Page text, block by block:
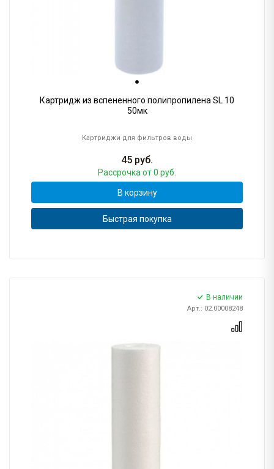
Картридж из вспененного полипропилена SL 10
50мк
Картриджи для фильтров воды
45 руб.
Рассрочка от 0 руб.
В корзину
Быстрая покупка
В наличии
Арт.: 02.00008248